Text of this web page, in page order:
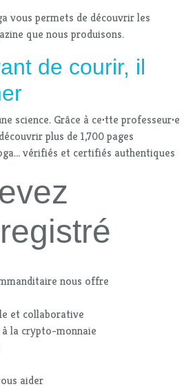
vous permets de découvrir les
que nous produisons.
de courir, il
science. Grâce à ce·tte professeur·e
plus de 1,700 pages
vérifiés et certifiés authentiques
nous offre
et collaborative
la crypto-monnaie
aider